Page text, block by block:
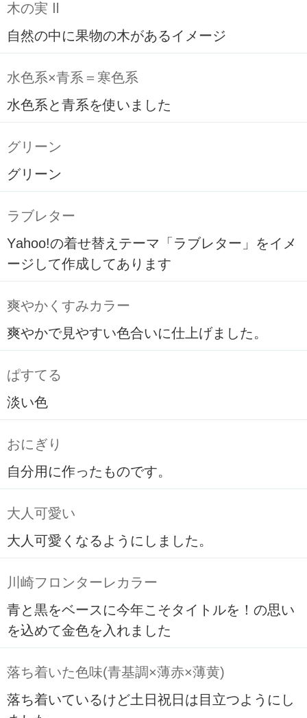
木の実 Ⅱ
自然の中に果物の木があるイメージ
水色系×青系＝寒色系
水色系と青系を使いました
グリーン
グリーン
ラブレター
Yahoo!の着せ替えテーマ「ラブレター」をイメ
ージして作成してあります
爽やかくすみカラー
爽やかで見やすい色合いに仕上げました。
ぱすてる
淡い色
おにぎり
自分用に作ったものです。
大人可愛い
大人可愛くなるようにしました。
川崎フロンターレカラー
青と黒をベースに今年こそタイトルを！の思い
を込めて金色を入れました
落ち着いた色味(青基調×薄赤×薄黄)
落ち着いているけど土日祝日は目立つようにし